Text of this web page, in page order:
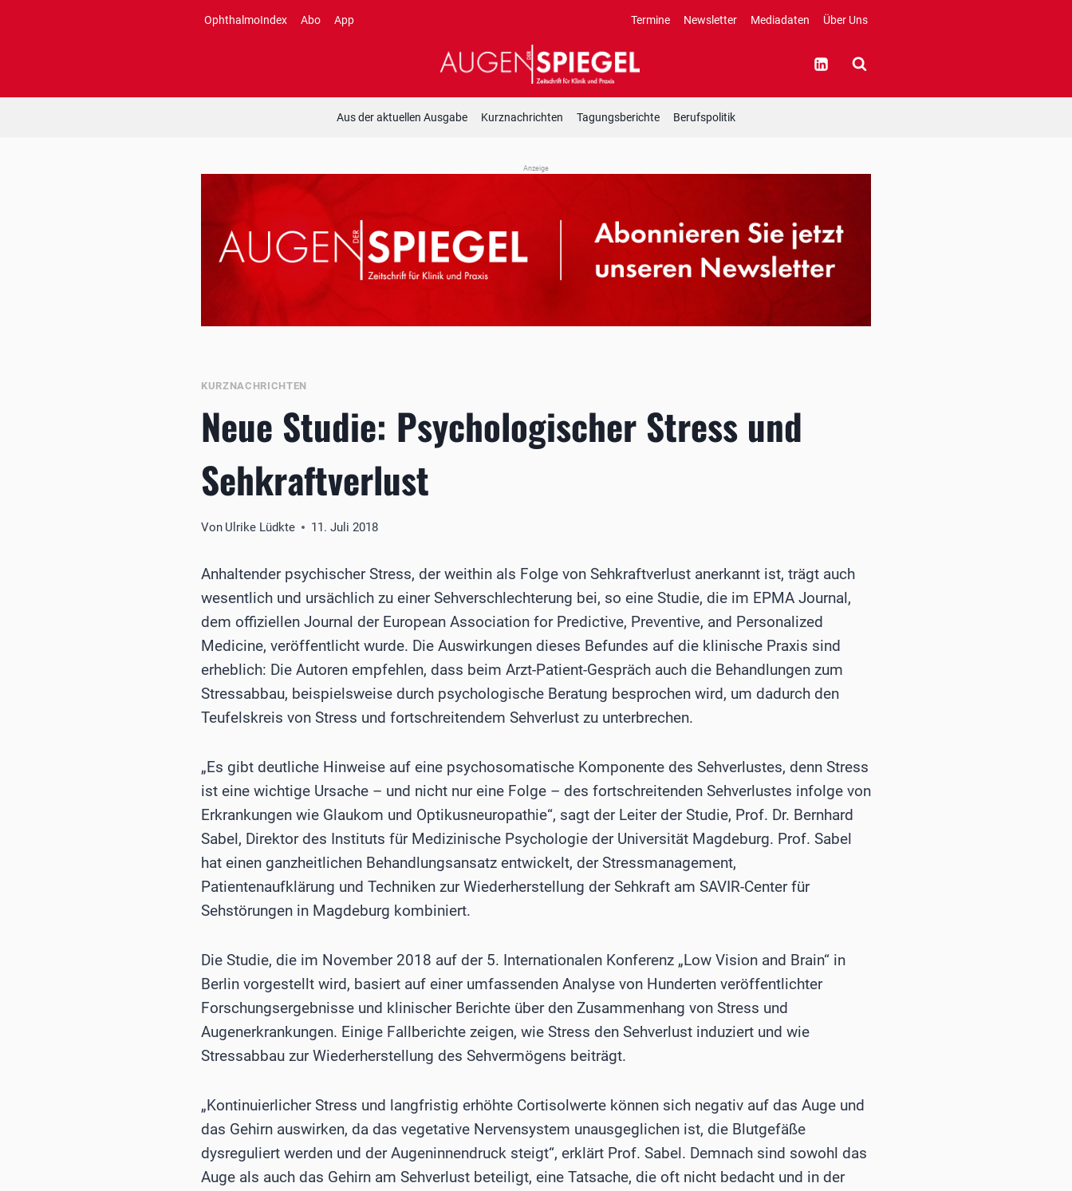
OphthalmoIndex Abo App Termine Newsletter Mediadaten Über Uns
Aus der aktuellen Ausgabe Kurznachrichten Tagungsberichte Berufspolitik
Anzeige
KURZNACHRICHTEN
Neue Studie: Psychologischer Stress und
Sehkraftverlust
Von Ulrike Lüdkte 11. Juli 2018
Anhaltender psychischer Stress, der weithin als Folge von Sehkraftverlust anerkannt ist, trägt auch
wesentlich und ursächlich zu einer Sehverschlechterung bei, so eine Studie, die im EPMA Journal,
dem offiziellen Journal der European Association for Predictive, Preventive, and Personalized
Medicine, veröffentlicht wurde. Die Auswirkungen dieses Befundes auf die klinische Praxis sind
erheblich: Die Autoren empfehlen, dass beim Arzt-Patient-Gespräch auch die Behandlungen zum
Stressabbau, beispielsweise durch psychologische Beratung besprochen wird, um dadurch den
Teufelskreis von Stress und fortschreitendem Sehverlust zu unterbrechen.
„Es gibt deutliche Hinweise auf eine psychosomatische Komponente des Sehverlustes, denn Stress
ist eine wichtige Ursache – und nicht nur eine Folge – des fortschreitenden Sehverlustes infolge von
Erkrankungen wie Glaukom und Optikusneuropathie“, sagt der Leiter der Studie, Prof. Dr. Bernhard
Sabel, Direktor des Instituts für Medizinische Psychologie der Universität Magdeburg. Prof. Sabel
hat einen ganzheitlichen Behandlungsansatz entwickelt, der Stressmanagement,
Patientenaufklärung und Techniken zur Wiederherstellung der Sehkraft am SAVIR-Center für
Sehstörungen in Magdeburg kombiniert.
Die Studie, die im November 2018 auf der 5. Internationalen Konferenz „Low Vision and Brain“ in
Berlin vorgestellt wird, basiert auf einer umfassenden Analyse von Hunderten veröffentlichter
Forschungsergebnisse und klinischer Berichte über den Zusammenhang von Stress und
Augenerkrankungen. Einige Fallberichte zeigen, wie Stress den Sehverlust induziert und wie
Stressabbau zur Wiederherstellung des Sehvermögens beiträgt.
„Kontinuierlicher Stress und langfristig erhöhte Cortisolwerte können sich negativ auf das Auge und
das Gehirn auswirken, da das vegetative Nervensystem unausgeglichen ist, die Blutgefäße
dysreguliert werden und der Augeninnendruck steigt“, erklärt Prof. Sabel. Demnach sind sowohl das
Auge als auch das Gehirn am Sehverlust beteiligt, eine Tatsache, die oft nicht bedacht und in der